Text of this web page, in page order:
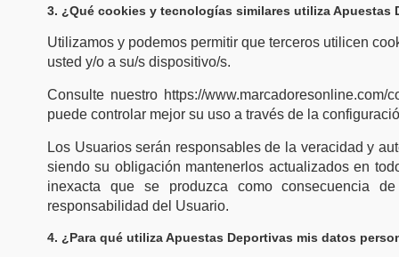
3. ¿Qué cookies y tecnologías similares utiliza Apuestas
Utilizamos y podemos permitir que terceros utilicen
usted y/o a su/s dispositivo/s.
Consulte nuestro https://
puede controlar mejor su uso a través de la
Los Usuarios serán responsables de la veracidad y
siendo su obligación mantenerlos actualizados en
inexacta que se produzca como consecuencia
responsabilidad del Usuario.
4. ¿Para qué utiliza Apuestas Deportivas mis datos